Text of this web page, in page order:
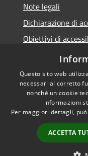
Note legali
Dichiarazione di
Obiettivi di
Whistleblowing
Accessibilità
Questo sito web
necessari al corretto
nonché un cookie
informazioni
Per maggiori dettagli,
ACCETTA